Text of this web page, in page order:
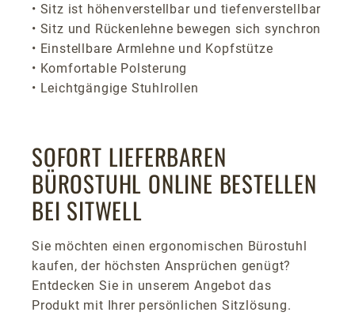
• Sitz ist höhenverstellbar und tiefenverstellbar
• Sitz und Rückenlehne bewegen sich synchron
• Einstellbare Armlehne und Kopfstütze
• Komfortable Polsterung
• Leichtgängige Stuhlrollen
SOFORT LIEFERBAREN
BÜROSTUHL ONLINE BESTELLEN
BEI SITWELL
Sie möchten einen ergonomischen Bürostuhl
kaufen, der höchsten Ansprüchen genügt?
Entdecken Sie in unserem Angebot das
Produkt mit Ihrer persönlichen Sitzlösung.